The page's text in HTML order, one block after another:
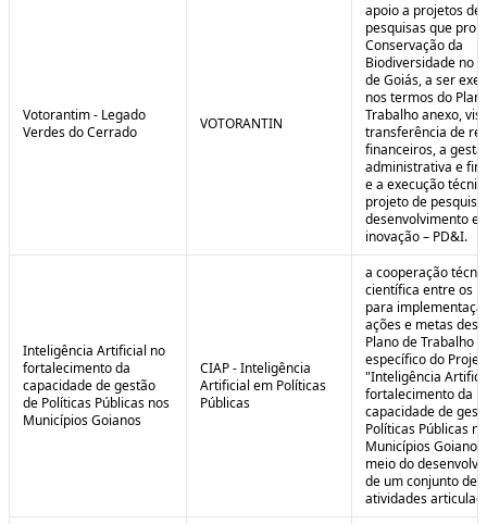
Votorantim - Legado
Verdes do Cerrado
VOTORANTIN
apoio a projetos de
pesquisas que
Conservação da
Biodiversidade no
de Goiás, a ser
nos termos do
Trabalho anexo,
transferência de
financeiros, a
administrativa e
e a execução
projeto de pesquisa,
desenvolvimento e
inovação – PD&I.
Inteligência Artificial no
fortalecimento da
capacidade de gestão
de Políticas Públicas nos
Municípios Goianos
CIAP - Inteligência
Artificial em Políticas
Públicas
a cooperação
científica entre os
para
ações e metas
Plano de Trabalho
específico do
"Inteligência
fortalecimento da
capacidade de
Políticas Públicas
Municípios
meio do
de um conjunto de
atividades